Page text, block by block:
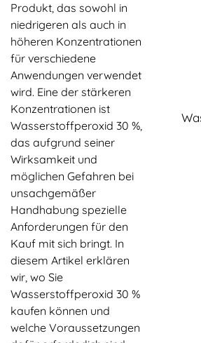
Produkt, das sowohl in
niedrigeren als auch in
höheren Konzentrationen
für verschiedene
Anwendungen verwendet
wird. Eine der stärkeren
Konzentrationen ist
Wasserstoffperoxid 30 %,
das aufgrund seiner
Wirksamkeit und
möglichen Gefahren bei
unsachgemäßer
Handhabung spezielle
Anforderungen für den
Kauf mit sich bringt. In
diesem Artikel erklären
wir, wo Sie
Wasserstoffperoxid 30 %
kaufen können und
welche Voraussetzungen